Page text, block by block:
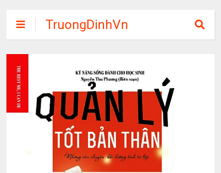
TruongDinhVn
Chia sẽ ebook,
phần mềm học
tập miễn phí